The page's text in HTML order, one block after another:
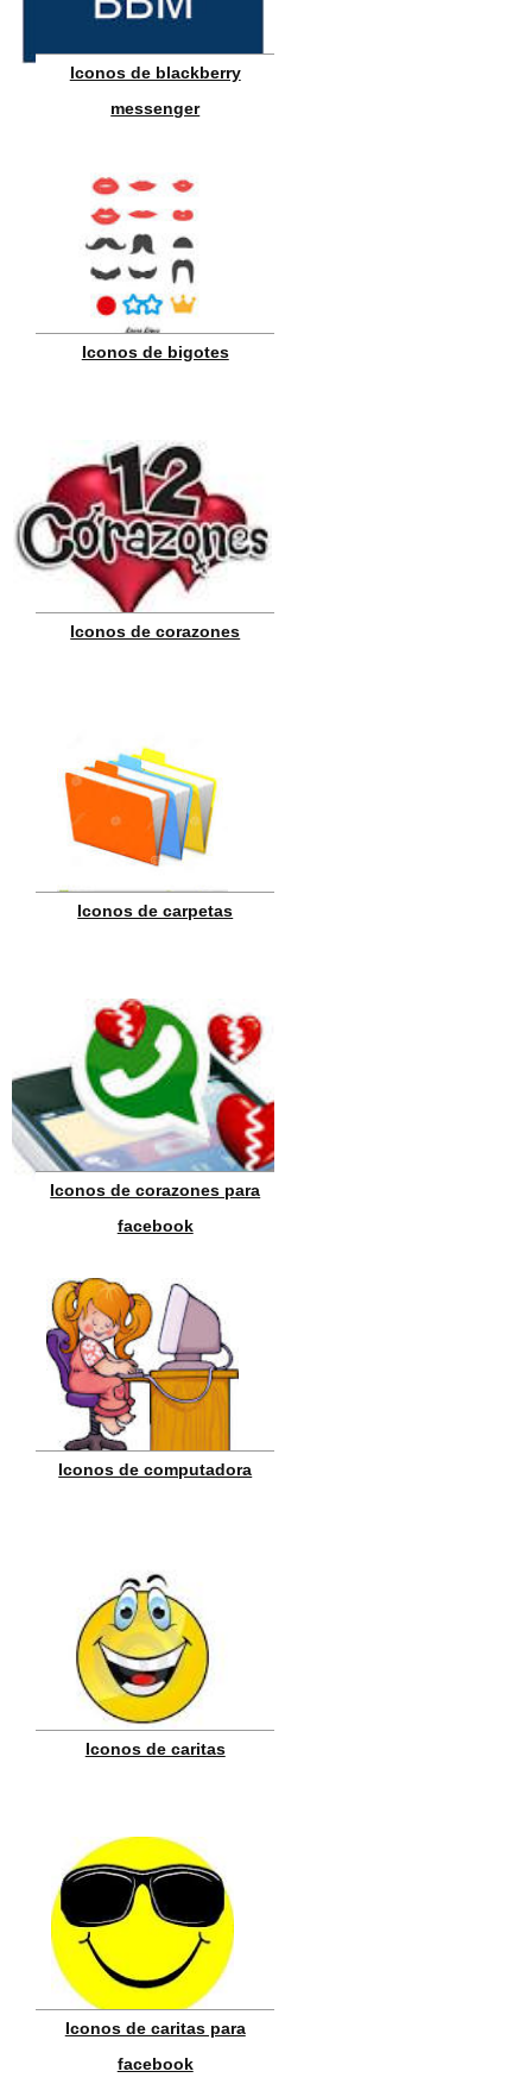
Iconos de blackberry
messenger
Iconos de bigotes
Iconos de corazones
Iconos de carpetas
Iconos de corazones para
facebook
Iconos de computadora
Iconos de caritas
Iconos de caritas para
facebook